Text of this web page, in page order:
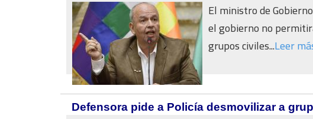
El ministro de
el gobierno no
grupos civiles...Leer
Defensora pide a Policía desmovilizar a